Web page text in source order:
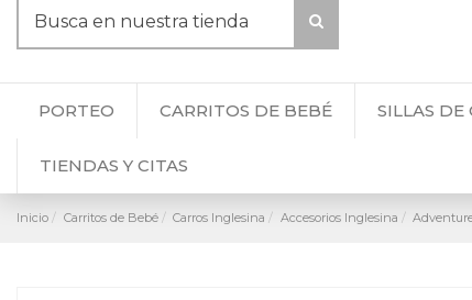
PORTEO CARRITOS DE BEBÉ SILLAS DE
TIENDAS Y CITAS
Inicio Carritos de Bebé Carros Inglesina Accesorios Inglesina